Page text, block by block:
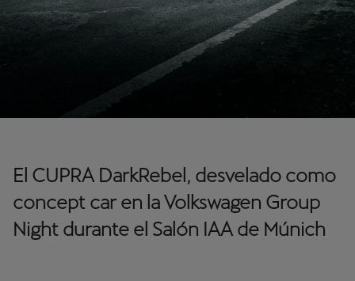
El CUPRA DarkRebel, desvelado como
concept car en la Volkswagen Group
Night durante el Salón IAA de Múnich